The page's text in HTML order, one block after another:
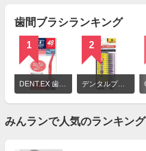
歯間ブラシランキング
1
DENT.EX 歯間ブラシ
2
デンタルプロ 歯間ブラシI字型
みんランで人気のランキング